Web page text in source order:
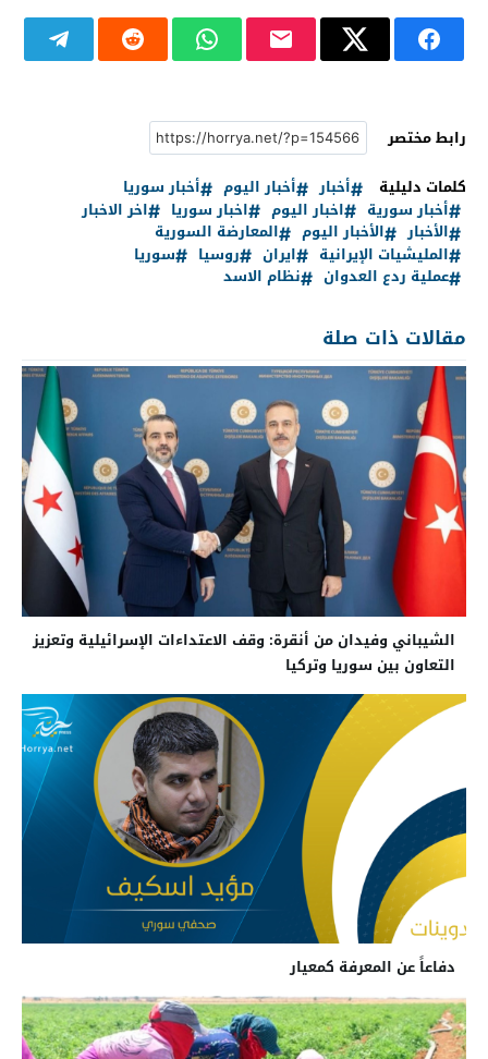
رابط مختصر
كلمات دليلية
أخبار أخبار اليوم
أخبار سوريا
أخبار سورية
اخبار اليوم اخبار سوريا
اخر الاخبار
الأخبار
الأخبار اليوم
المعارضة السورية
المليشيات الإيرانية
ايران روسيا
سوريا
عملية ردع العدوان
نظام الاسد
مقالات ذات صلة
الشيباني وفيدان من أنقرة: وقف الاعتداءات الإسرائيلية وتعزيز
التعاون بين سوريا وتركيا
دفاعاً عن المعرفة كمعيار